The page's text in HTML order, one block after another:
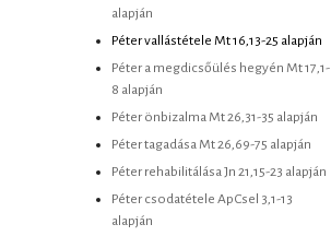
alapján
Péter vallástétele Mt 16,13-25 alapján
Péter a megdicsőülés hegyén Mt 17,1-
8 alapján
Péter önbizalma Mt 26,31-35 alapján
Péter tagadása Mt 26,69-75 alapján
Péter rehabilitálása Jn 21,15-23 alapján
Péter csodatétele ApCsel 3,1-13
alapján